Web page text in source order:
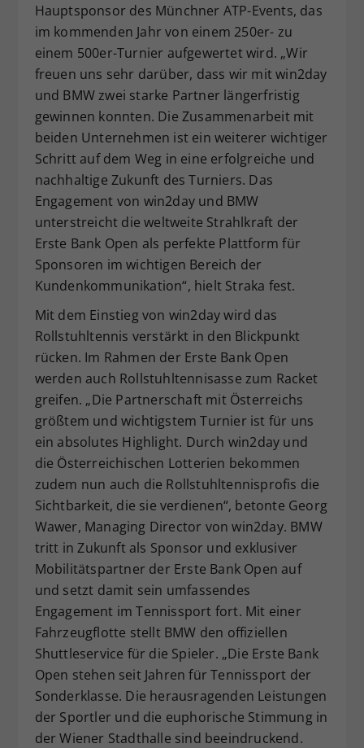
Hauptsponsor des Münchner ATP-Events, das
im kommenden Jahr von einem 250er- zu
einem 500er-Turnier aufgewertet wird. „Wir
freuen uns sehr darüber, dass wir mit win2day
und BMW zwei starke Partner längerfristig
gewinnen konnten. Die Zusammenarbeit mit
beiden Unternehmen ist ein weiterer wichtiger
Schritt auf dem Weg in eine erfolgreiche und
nachhaltige Zukunft des Turniers. Das
Engagement von win2day und BMW
unterstreicht die weltweite Strahlkraft der
Erste Bank Open als perfekte Plattform für
Sponsoren im wichtigen Bereich der
Kundenkommunikation“, hielt Straka fest.
Mit dem Einstieg von win2day wird das
Rollstuhltennis verstärkt in den Blickpunkt
rücken. Im Rahmen der Erste Bank Open
werden auch Rollstuhltennisasse zum Racket
greifen. „Die Partnerschaft mit Österreichs
größtem und wichtigstem Turnier ist für uns
ein absolutes Highlight. Durch win2day und
die Österreichischen Lotterien bekommen
zudem nun auch die Rollstuhltennisprofis die
Sichtbarkeit, die sie verdienen“, betonte Georg
Wawer, Managing Director von win2day. BMW
tritt in Zukunft als Sponsor und exklusiver
Mobilitätspartner der Erste Bank Open auf
und setzt damit sein umfassendes
Engagement im Tennissport fort. Mit einer
Fahrzeugflotte stellt BMW den offiziellen
Shuttleservice für die Spieler. „Die Erste Bank
Open stehen seit Jahren für Tennissport der
Sonderklasse. Die herausragenden Leistungen
der Sportler und die euphorische Stimmung in
der Wiener Stadthalle sind beeindruckend.